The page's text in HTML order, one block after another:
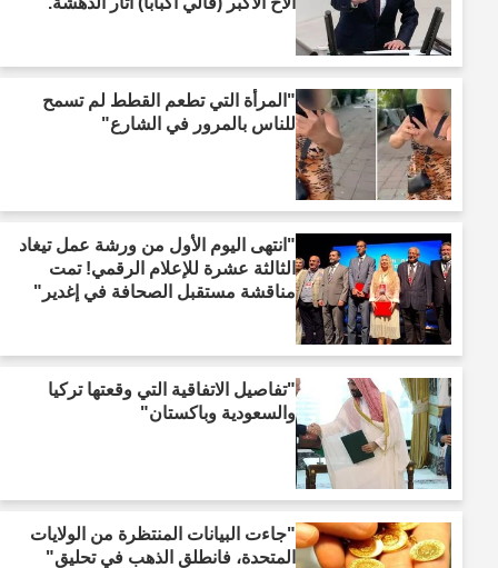
"المرأة التي تطعم القطط لم تسمح
للناس بالمرور في الشارع"
"انتهى اليوم الأول من ورشة عمل تيغاد
الثالثة عشرة للإعلام الرقمي! تمت
مناقشة مستقبل الصحافة في إغدير"
"تفاصيل الاتفاقية التي وقعتها تركيا
والسعودية وباكستان"
"جاءت البيانات المنتظرة من الولايات
المتحدة، فانطلق الذهب في تحليق"